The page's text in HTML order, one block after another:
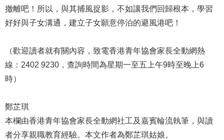
撤離吧！所以，與其捕風捉影，不如讓我們回歸根本，學習
好好與子女溝通，建立子女願意停泊的避風港吧！
（歡迎讀者就有關內容，致電香港青年協會家長全動網熱
線：2402 9230，查詢時間為星期一至五上午9時至晚上6
時）
鄭芷琪
本欄由香港青年協會家長全動網社工及嘉賓輪流執筆，與讀
者分享親職教育經驗。本文作者為鄭芷琪姑娘。